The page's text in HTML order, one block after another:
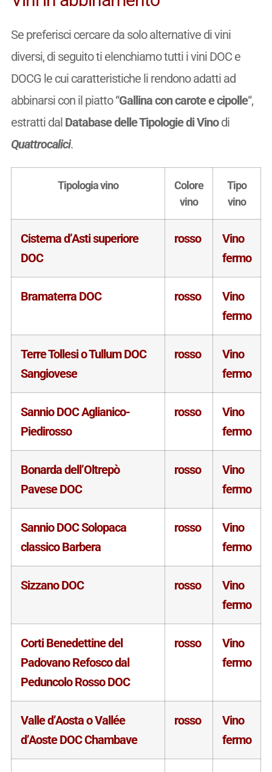
Se preferisci cercare da solo alternative di vini
diversi, di seguito ti elenchiamo tutti i vini DOC e
DOCG le cui caratteristiche li rendono adatti ad
abbinarsi con il piatto “Gallina con carote e cipolle“,
estratti dal Database delle Tipologie di Vinodi
Quattrocalici.
Tipologia vino
Colore
vino
Tipo
vino
Cisterna d’Asti superiore
DOC
rosso
Vino
fermo
Bramaterra DOC rosso
Vino
fermo
Terre Tollesi o Tullum DOC
Sangiovese
rosso
Vino
fermo
Sannio DOC Aglianico-
Piedirosso
rosso
Vino
fermo
Bonarda dell’Oltrepò
Pavese DOC
rosso
Vino
fermo
Sannio DOC Solopaca
classico Barbera
rosso
Vino
fermo
Sizzano DOC rosso
Vino
fermo
Corti Benedettine del
Padovano Refosco dal
Peduncolo Rosso DOC
rosso
Vino
fermo
Valle d’Aosta o Vallée
d’Aoste DOC Chambave
rosso
Vino
fermo